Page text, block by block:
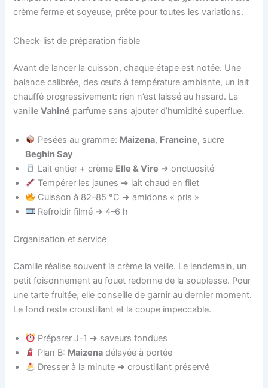
crème ferme et soyeuse, prête pour toutes les variations.
Check-list de préparation fiable
Avant de lancer la cuisson, chaque étape est notée. Une
balance calibrée, des œufs à température ambiante, un lait
chauffé progressivement: rien n’est laissé au hasard. La
vanilleVahiné parfume sans ajouter d’humidité superflue.
Pesées au gramme: Maizena, Francine, sucre
Beghin Say
Lait entier + crème Elle & Vire ➜ onctuosité
Tempérer les jaunes ➜ lait chaud en filet
Cuisson à 82–85 °C ➜ amidons « pris »
Refroidir filmé ➜ 4–6 h
Organisation et service
Camille réalise souvent la crème la veille. Le lendemain, un
petit foisonnement au fouet redonne de la souplesse. Pour
une tarte fruitée, elle conseille de garnir au dernier moment.
Le fond reste croustillant et la coupe impeccable.
Préparer J-1 ➜ saveurs fondues
Plan B: Maizena délayée à portée
Dresser à la minute ➜ croustillant préservé